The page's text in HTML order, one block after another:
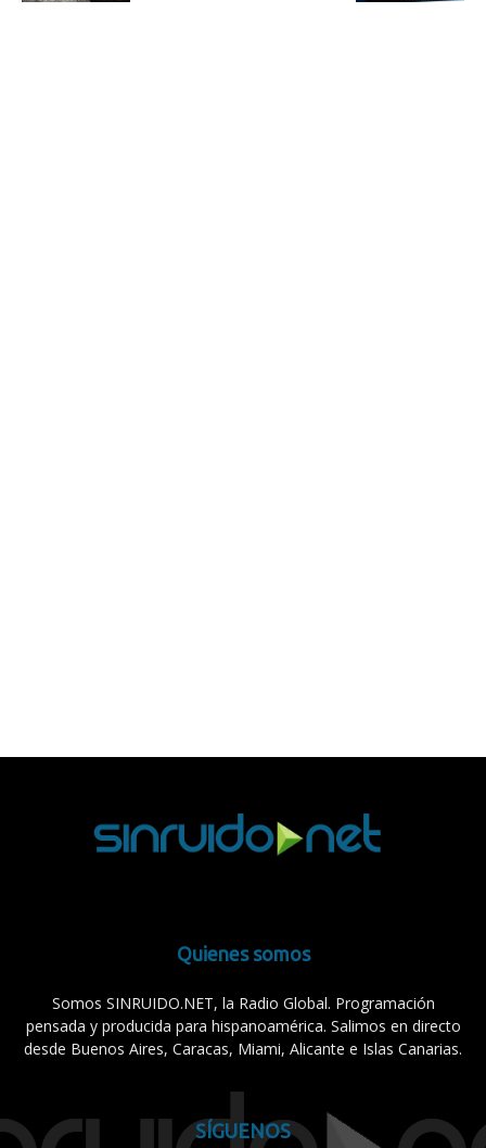
Quienes somos
Somos SINRUIDO.NET, la Radio Global. Programación
pensada y producida para hispanoamérica. Salimos en directo
desde Buenos Aires, Caracas, Miami, Alicante e Islas Canarias.
SÍGUENOS